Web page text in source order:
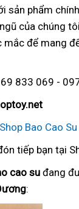
sản phẩm
của chúng
mắc để mang
833 069 -
Shop Bao Cao Su
tiếp bạn tại
cao suđang
: